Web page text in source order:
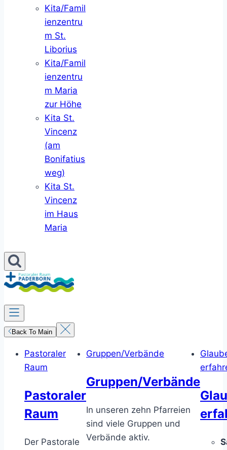
Kita/Famil
ienzentru
m St.
Liborius
Kita/Famil
ienzentru
m Maria
zur Höhe
Kita St.
Vincenz
(am
Bonifatius
weg)
Kita St.
Vincenz
im Haus
Maria
Back To Main
Pastoraler
Raum
Pastoraler
Raum
Der Pastorale
Gruppen/Verbände
Gruppen/Verbände
In unseren zehn Pfarreien
sind viele Gruppen und
Verbände aktiv.